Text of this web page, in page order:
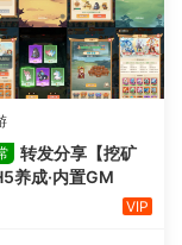
转发分享【挖矿
养成·内置GM
VIP